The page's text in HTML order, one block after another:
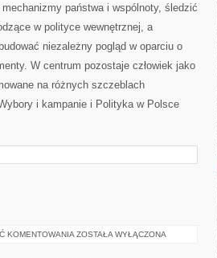
państwa i wspólnoty, śledzić
w polityce wewnętrznej, a
niezależny pogląd w oparciu o
W centrum pozostaje człowiek jako
na różnych szczeblach
i kampanie i Polityka w Polsce
KOMENTOWANIA SAM
ZOSTAŁA WYŁĄCZONA